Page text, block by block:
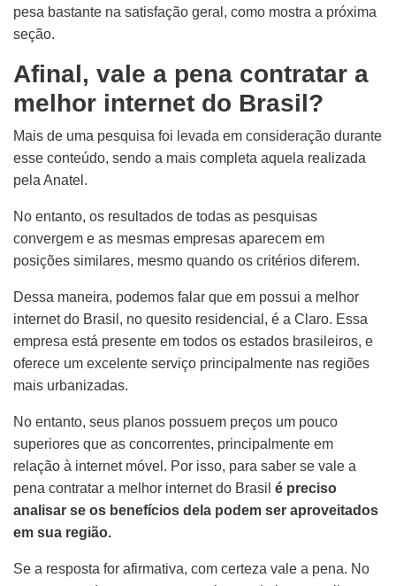
pesa bastante na satisfação geral, como mostra a próxima
seção.
Afinal, vale a pena contratar a
melhor internet do Brasil?
Mais de uma pesquisa foi levada em consideração durante
esse conteúdo, sendo a mais completa aquela realizada
pela Anatel.
No entanto, os resultados de todas as pesquisas
convergem e as mesmas empresas aparecem em
posições similares, mesmo quando os critérios diferem.
Dessa maneira, podemos falar que em possui a melhor
internet do Brasil, no quesito residencial, é a Claro. Essa
empresa está presente em todos os estados brasileiros, e
oferece um excelente serviço principalmente nas regiões
mais urbanizadas.
No entanto, seus planos possuem preços um pouco
superiores que as concorrentes, principalmente em
relação à internet móvel. Por isso, para saber se vale a
pena contratar a melhor internet do Brasil é preciso
analisar se os benefícios dela podem ser aproveitados
em sua região.
Se a resposta for afirmativa, com certeza vale a pena. No